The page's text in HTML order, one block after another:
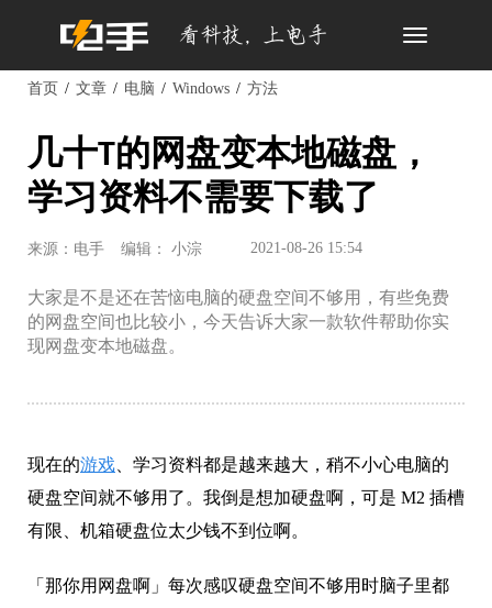
Toggle
首页 文章 电脑 Windows 方法
几十T的网盘变本地磁盘，
学习资料不需要下载了
来源：电手 编辑： 小淙 2021-08-26 15:54
大家是不是还在苦恼电脑的硬盘空间不够用，有些免费
的网盘空间也比较小，今天告诉大家一款软件帮助你实
现网盘变本地磁盘。
现在的游戏 、学习资料都是越来越大，稍不小心电脑的
硬盘空间就不够用了。我倒是想加硬盘啊，可是 M2 插槽
有限、机箱硬盘位太少钱不到位啊。
「那你用网盘啊」每次感叹硬盘空间不够用时脑子里都